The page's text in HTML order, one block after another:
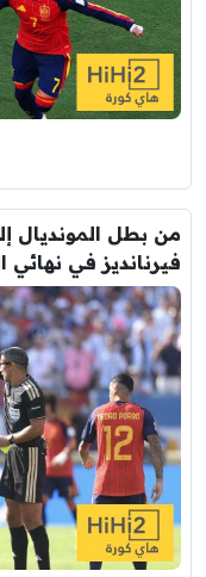
من بطل المونديال
فيرنانديز في نهائي